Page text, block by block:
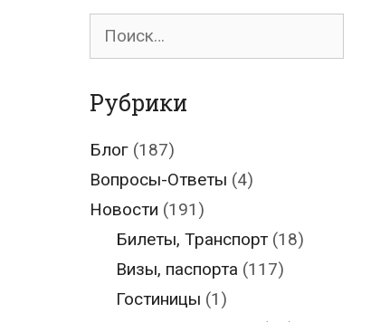
Поиск
Рубрики
Блог (187)
Вопросы-Ответы (4)
Новости (191)
Билеты, Транспорт(18)
Визы, паспорта (117)
Гостиницы (1)